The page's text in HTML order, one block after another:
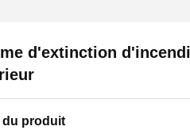
d'extinction
du produit